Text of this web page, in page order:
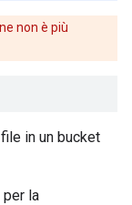
non è più
in un bucket
la